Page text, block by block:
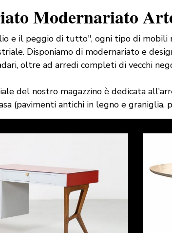
Modernariato
e il peggio di tutto", ogni tipo di mobili
Disponiamo di modernariato e
oltre ad arredi completi di vecchi
del nostro magazzino è dedicata
(pavimenti antichi in legno e graniglia,